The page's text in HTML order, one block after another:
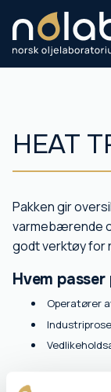
HEAT
Pakken gir
varmebærende
godt verktøy for
Hvem
Operatører
Hva får du